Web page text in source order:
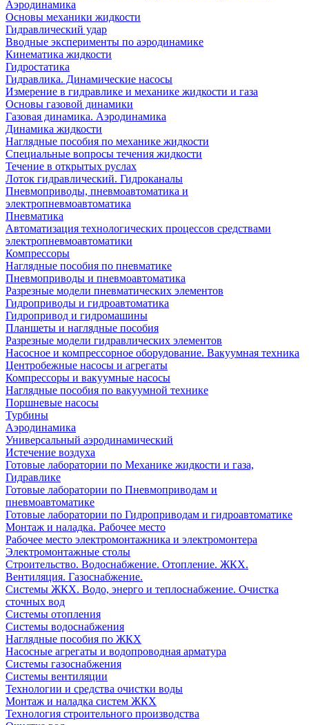
Аэродинамика
Основы механики жидкости
Гидравлический удар
Вводные эксперименты по аэродинамике
Кинематика жидкости
Гидростатика
Гидравлика. Динамические насосы
Измерение в гидравлике и механике жидкости и газа
Основы газовой динамики
Газовая динамика. Аэродинамика
Динамика жидкости
Наглядные пособия по механике жидкости
Специальные вопросы течения жидкости
Течение в открытых руслах
Лоток гидравлический. Гидроканалы
Пневмоприводы, пневмоавтоматика и
электропневмоавтоматика
Пневматика
Автоматизация технологических процессов средствами
электропневмоавтоматики
Компрессоры
Наглядные пособия по пневматике
Пневмоприводы и пневмоавтоматика
Разрезные модели пневматических элементов
Гидроприводы и гидроавтоматика
Гидропривод и гидромашины
Планшеты и наглядные пособия
Разрезные модели гидравлических элементов
Насосное и компрессорное оборудование. Вакуумная техника
Центробежные насосы и агрегаты
Компрессоры и вакуумные насосы
Наглядные пособия по вакуумной технике
Поршневые насосы
Турбины
Аэродинамика
Универсальный аэродинамический
Истечение воздуха
Готовые лаборатории по Механике жидкости и газа,
Гидравлике
Готовые лаборатории по Пневмоприводам и
пневмоавтоматике
Готовые лаборатории по Гидроприводам и гидроавтоматике
Монтаж и наладка. Рабочее место
Рабочее место электромонтажника и электромонтера
Электромонтажные столы
Строительство. Водоснабжение. Отопление. ЖКХ.
Вентиляция. Газоснабжение.
Системы ЖКХ. Водо, энерго и теплоснабжение. Очистка
сточных вод
Системы отопления
Системы водоснабжения
Наглядные пособия по ЖКХ
Насосные агрегаты и водопроводная арматура
Системы газоснабжения
Системы вентиляции
Технологии и средства очистки воды
Монтаж и наладка систем ЖКХ
Технология строительного производства